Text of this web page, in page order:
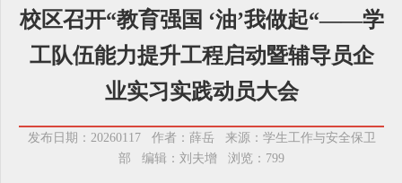
校区召开“教育强国 ‘油’我做起“——学
工队伍能力提升工程启动暨辅导员企
业实习实践动员大会
发布日期：20260117 作者：薛岳 来源：学生工作与安全保卫
部 编辑：刘夫增 浏览： 799